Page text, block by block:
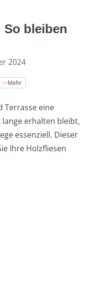
bleiben
2024
Mehr
Terrasse eine
erhalten bleibt,
essenziell. Dieser
Ihre Holzfliesen